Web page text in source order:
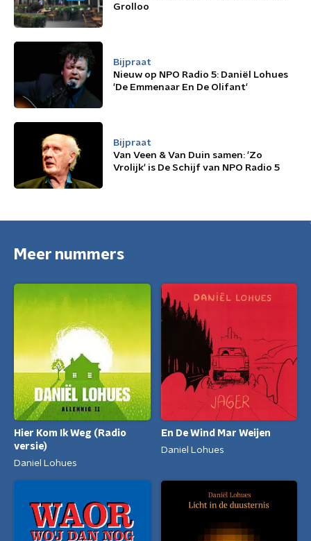
Grolloo
Bijpraat
Nieuw op NPO Radio 5: Daniël Lohues
'De Emmenaar En De Olifant'
Bijpraat
Van Veen & Van Duin samen: 'Zo
Vrolijk' is De Schijf van NPO Radio 5
Meer nummers
Hier Kom Ik Weg (Radio
versie)
Daniel Lohues
En De Wind Mar Weijen
Daniel Lohues